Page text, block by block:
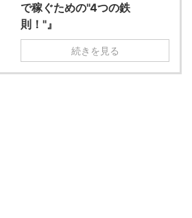
で稼ぐための"4つの鉄
則！"』
続きを見る